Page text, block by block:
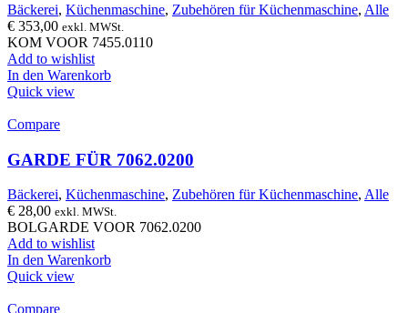
Bäckerei, Küchenmaschine, Zubehören für Küchenmaschine, Alle
€ 353,00 exkl. MWSt.
KOM VOOR 7455.0110
Add to wishlist
In den Warenkorb
Quick view
Compare
GARDE FÜR 7062.0200
Bäckerei, Küchenmaschine, Zubehören für Küchenmaschine, Alle
€ 28,00 exkl. MWSt.
BOLGARDE VOOR 7062.0200
Add to wishlist
In den Warenkorb
Quick view
Compare